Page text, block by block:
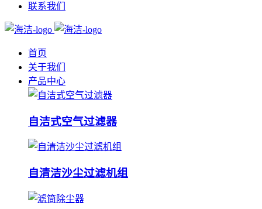
联系我们
首页
关于我们
产品中心
自洁式空气过滤器
自清洁沙尘过滤机组